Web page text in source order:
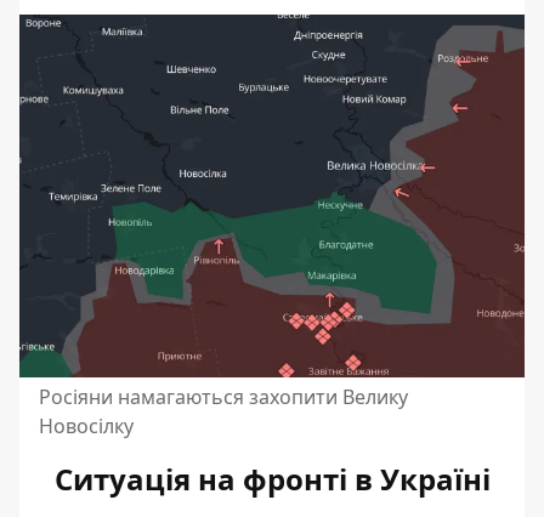
Росіяни намагаються захопити Велику
Новосілку
Ситуація на фронті в Україні